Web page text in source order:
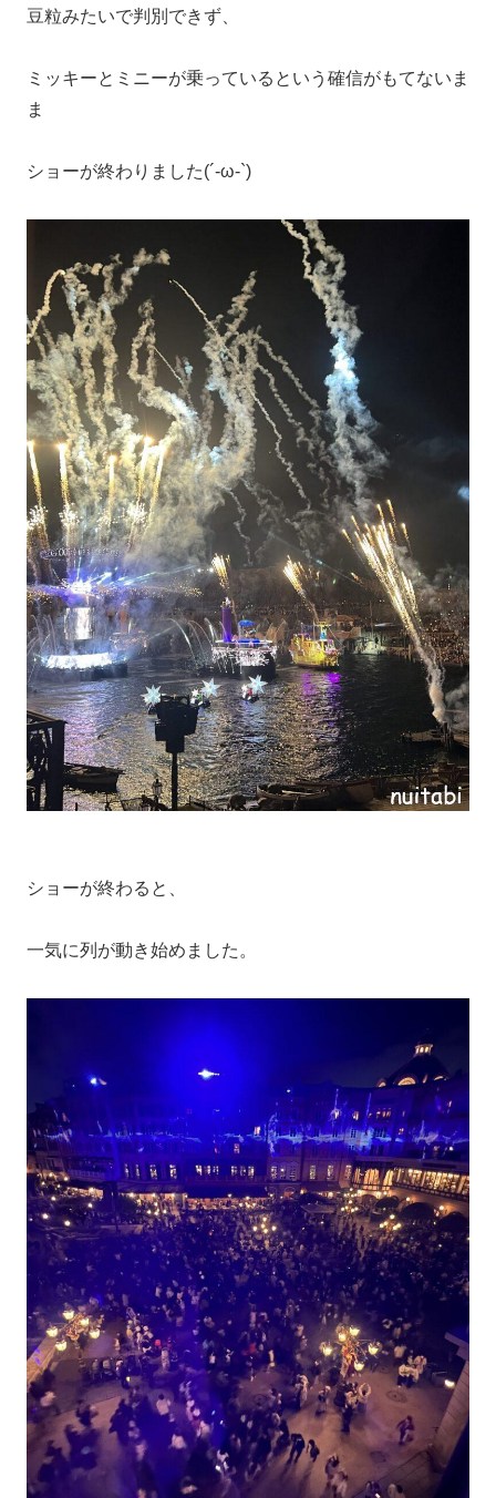
豆粒みたいで判別できず、
ミッキーとミニーが乗っているという確信がもてないま
ま
ショーが終わりました(´-ω-`)
ショーが終わると、
一気に列が動き始めました。